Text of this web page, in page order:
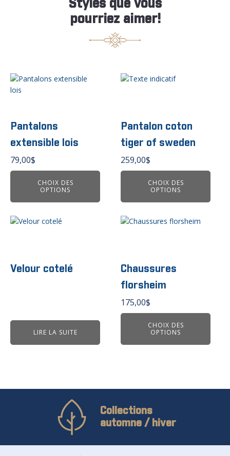
Styles que vous
pourriez aimer!
Pantalons
extensible lois
79,00$
CHOIX DES
OPTIONS
Ce
produit
variations.
options
peuvent
être
la
page
du
Pantalon coton
tiger of sweden
259,00$
CHOIX DES
OPTIONS
Ce
variations.
options
peuvent
être
la
page
du
Velour cotelé
LIRE LA SUITE
Chaussures
florsheim
175,00$
CHOIX DES
OPTIONS
Ce
variations.
options
peuvent
être
la
Collections
automne / hiver